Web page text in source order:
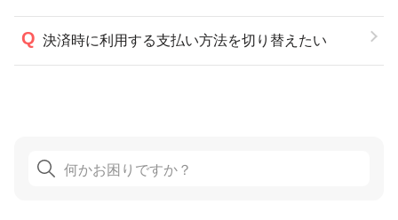
決済時に利用する支払い方法を切り替えたい